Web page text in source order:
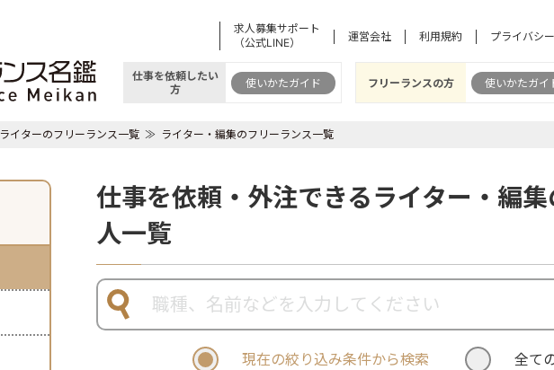
求人募集サポート
（公式LINE）
運営会社 利用規約 プライバシ
仕事を依頼したい
方
使いかたガイド フリーランスの方 使いかたガイ
ライターのフリーランス一覧 ライター・編集のフリーランス一覧
仕事を依頼・外注できるライター・編
人一覧
現在の絞り込み条件から検索 全て